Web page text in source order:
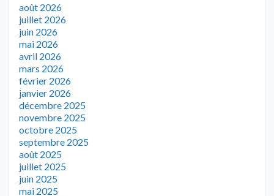
août 2026
juillet 2026
juin 2026
mai 2026
avril 2026
mars 2026
février 2026
janvier 2026
décembre 2025
novembre 2025
octobre 2025
septembre 2025
août 2025
juillet 2025
juin 2025
mai 2025